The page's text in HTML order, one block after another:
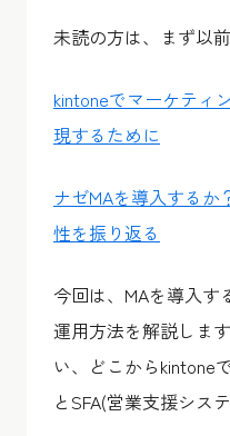
未読の方は、まず以
kintoneでマーケティ
現するために
ナゼMAを導入する
性を振り返る
今回は、MAを導入す
運用方法を解説しま
い、どこからkintone
とSFA(営業支援シス